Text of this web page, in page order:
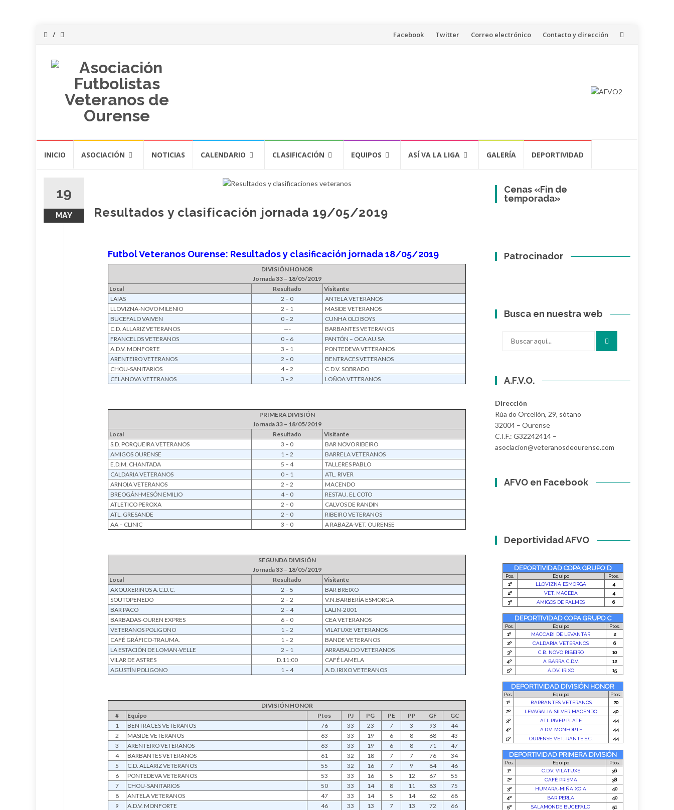
Saltar
Facebook Twitter Correo electrónico Contacto y dirección
INICIO ASOCIACIÓN NOTICIAS CALENDARIO CLASIFICACIÓN EQUIPOS ASÍ VA LA LIGA GALERÍA DEPORTIVIDAD
19
MAY Resultados y clasificación jornada 19/05/2019
Futbol Veteranos Ourense: Resultados y clasificación jornada 18/05/2019
DIVISIÓN HONOR
Jornada 33 – 18/05/2019
Local
Resultado
Visitante
LAIAS
2 – 0
ANTELA VETERANOS
LLOVIZNA-NOVO MILENIO
2 – 1
MASIDE VETERANOS
BUCEFALO VAIVEN
0 – 2
CUNHA OLD BOYS
C.D. ALLARIZ VETERANOS
—-
BARBANTES VETERANOS
FRANCELOS VETERANOS
0 – 6
PANTÓN – OCA AU.SA
A.D.V. MONFORTE
3 – 1
PONTEDEVA VETERANOS
ARENTEIRO VETERANOS
2 – 0
BENTRACES VETERANOS
CHOU-SANITARIOS
4 – 2
C.D.V. SOBRADO
CELANOVA VETERANOS
3 – 2 LOÑOA VETERANOS
PRIMERA DIVISIÓN
Jornada 33 – 18/05/2019
Local
Resultado
Visitante
S.D. PORQUEIRA VETERANOS
3 – 0
BAR NOVO RIBEIRO
AMIGOS OURENSE
1 – 2
BARRELA VETERANOS
E.D.M. CHANTADA
5 – 4
TALLERES PABLO
CALDARIA VETERANOS
0 – 1
ATL. RIVER
ARNOIA VETERANOS
2 – 2
MACENDO
BREOGÁN-MESÓN EMILIO
4 – 0
RESTAU. EL COTO
ATLETICO PEROXA
2 – 0
CALVOS DE RANDIN
ATL. GRESANDE
2 – 0
RIBEIRO VETERANOS
AA – CLINIC
3 – 0 A RABAZA-VET. OURENSE
SEGUNDA DIVISIÓN
Jornada 33 – 18/05/2019
Local
Resultado
Visitante
AXOUXERIÑOS A.C.D.C.
2 – 5
BAR BREIXO
SOUTOPENEDO
2 – 2
V.N.BARBERÍA ESMORGA
BAR PACO
2 – 4
LALIN-2001
BARBADAS-OUREN EXPRES
6 – 0
CEA VETERANOS
VETERANOS POLIGONO
1 – 2
VILATUXE VETERANOS
CAFÉ GRÁFICO-TRAUMA.
1 – 2
BANDE VETERANOS
LA ESTACIÓN DE LOMAN-VELLE
2 – 1
ARRABALDO VETERANOS
VILAR DE ASTRES
D.11:00
CAFÉ LAMELA
AGUSTÍN POLIGONO
1 – 4 A.D. IRIXO VETERANOS
DIVISIÓN HONOR
#
Equipo Ptos PJ PG PE PP GF
GC
1
BENTRACES VETERANOS 76 33 23 7 3 93
44
2
MASIDE VETERANOS 63 33 19 6 8 68
43
3
ARENTEIRO VETERANOS 63 33 19 6 8 71
47
4
BARBANTES VETERANOS 61 32 18 7 7 76
34
5
C.D. ALLARIZ VETERANOS 55 32 16 7 9 84
46
6
PONTEDEVA VETERANOS 53 33 16 5 12 67
55
7
CHOU-SANITARIOS 50 33 14 8 11 83
75
8
ANTELA VETERANOS 47 33 14 5 14 62
68
9
A.D.V. MONFORTE 46 33 13 7 13 72
66
Cenas «Fin de
temporada»
Patrocinador
Busca en nuestra web
A.F.V.O.
Dirección
Rúa do Orcellón, 29, sótano
32004 – Ourense
C.I.F.: G32242414 –
asociacion@veteranosdeourense.com
AFVO en Facebook
Deportividad AFVO